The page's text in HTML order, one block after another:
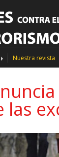
Nuestra revista
las